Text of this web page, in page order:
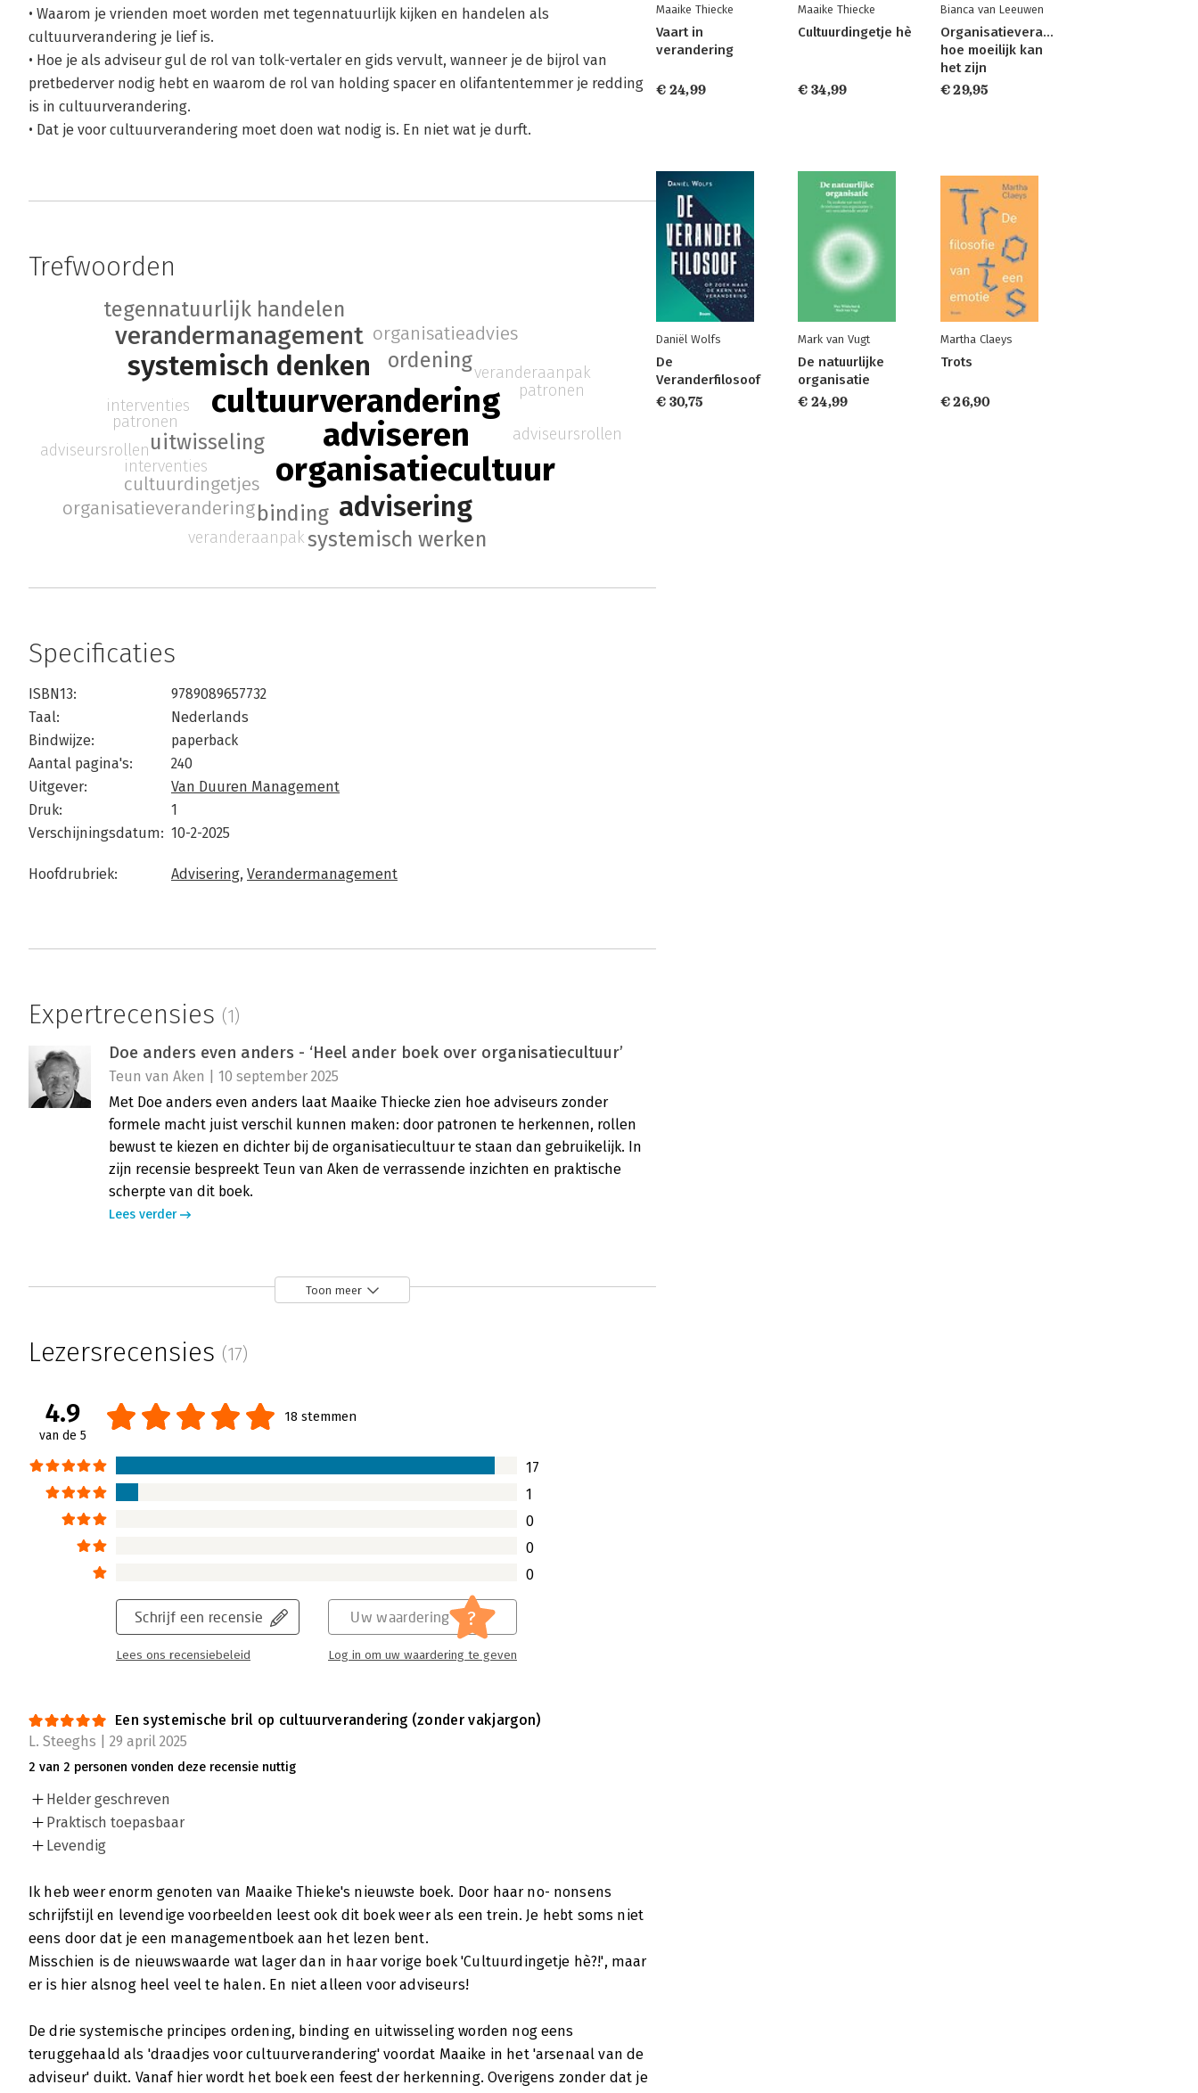
• Waarom je vrienden moet worden met tegennatuurlijk kijken en handelen als
cultuurverandering je lief is.
• Hoe je als adviseur gul de rol van tolk-vertaler en gids vervult, wanneer je de bijrol van
pretbederver nodig hebt en waarom de rol van holding spacer en olifantentemmer je redding
is in cultuurverandering.
• Dat je voor cultuurverandering moet doen wat nodig is. En niet wat je durft.
Trefwoorden
cultuurverandering
adviseren
organisatiecultuur
systemisch denken
advisering
verandermanagement
uitwisseling
ordening
binding
systemisch werken
tegennatuurlijk handelen
cultuurdingetjes
organisatieverandering
organisatieadvies
interventies
veranderaanpak
adviseursrollen
patronen
interventies
veranderaanpak
adviseursrollen
patronen
Specificaties
ISBN13:
9789089657732
Taal:
Nederlands
Bindwijze:
paperback
Aantal pagina's:
240
Uitgever:
Van Duuren Management
Druk:
1
Verschijningsdatum: 10-2-2025
Hoofdrubriek: Advisering, Verandermanagement
Expertrecensies (1)
Doe anders even anders - ‘Heel ander boek over organisatiecultuur’
Teun van Aken | 10 september 2025
Met Doe anders even anders laat Maaike Thiecke zien hoe adviseurs zonder
formele macht juist verschil kunnen maken: door patronen te herkennen, rollen
bewust te kiezen en dichter bij de organisatiecultuur te staan dan gebruikelijk. In
zijn recensie bespreekt Teun van Aken de verrassende inzichten en praktische
scherpte van dit boek.
Lees verder
Toon meer
Lezersrecensies (17)
4.9
van de 5
18 stemmen
17
1
0
0
0
Schrijf een recensie
Lees ons recensiebeleid
Uw waardering ?
Log in om uw waardering te geven
Een systemische bril op cultuurverandering (zonder vakjargon)
L. Steeghs | 29 april 2025
2 van 2 personen vonden deze recensie nuttig
Helder geschreven
Praktisch toepasbaar
Levendig
Ik heb weer enorm genoten van Maaike Thieke's nieuwste boek. Door haar no- nonsens
schrijfstijl en levendige voorbeelden leest ook dit boek weer als een trein. Je hebt soms niet
eens door dat je een managementboek aan het lezen bent.
Misschien is de nieuwswaarde wat lager dan in haar vorige boek 'Cultuurdingetje hè?!', maar
er is hier alsnog heel veel te halen. En niet alleen voor adviseurs!
De drie systemische principes ordening, binding en uitwisseling worden nog eens
teruggehaald als 'draadjes voor cultuurverandering' voordat Maaike in het 'arsenaal van de
adviseur' duikt. Vanaf hier wordt het boek een feest der herkenning. Overigens zonder dat je
Maaike Thiecke
Vaart in
verandering
€ 24,99
Maaike Thiecke
Cultuurdingetje hè
€ 34,99
Bianca van Leeuwen
Organisatieverandering,
hoe moeilijk kan
het zijn
€ 29,95
Daniël Wolfs
De
Veranderfilosoof
€ 30,75
Mark van Vugt
De natuurlijke
organisatie
€ 24,99
Martha Claeys
Trots
€ 26,90